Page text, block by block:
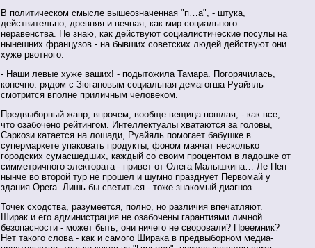
В политическом смысле вышеозначенная "п…а", - штука,
действительно, древняя и вечная, как мир социального
неравенства. Не знаю, как действуют социалистические посулы на
нынешних французов - на бывших советских людей действуют они
хуже рвотного.
- Наши левые хуже ваших! - подытожила Тамара. Погорячилась,
конечно: рядом с Зюгановым социальная демагогша Руайяль
смотрится вполне приличным человеком.
Предвыборный жанр, впрочем, вообще вещица пошлая, - как все,
что озабочено рейтингом. Интеллектуалы хватаются за головы,
Саркози катается на лошади, Руайяль помогает бабушке в
супермаркете упаковать продукты; фоном маячат несколько
городских сумасшедших, каждый со своим процентом в ладошке от
симметричного электората - привет от Олега Малышкина… Ле Пен
нынче во второй тур не прошел и шумно празднует Первомай у
здания Opera. Лишь бы светиться - тоже знакомый диагноз…
Точек сходства, разумеется, полно, но различия впечатляют.
Ширак и его администрация не озабочены гарантиями личной
безопасности - может быть, они ничего не своровали? Преемник?
Нет такого слова - как и самого Ширака в предвыборном медиа-